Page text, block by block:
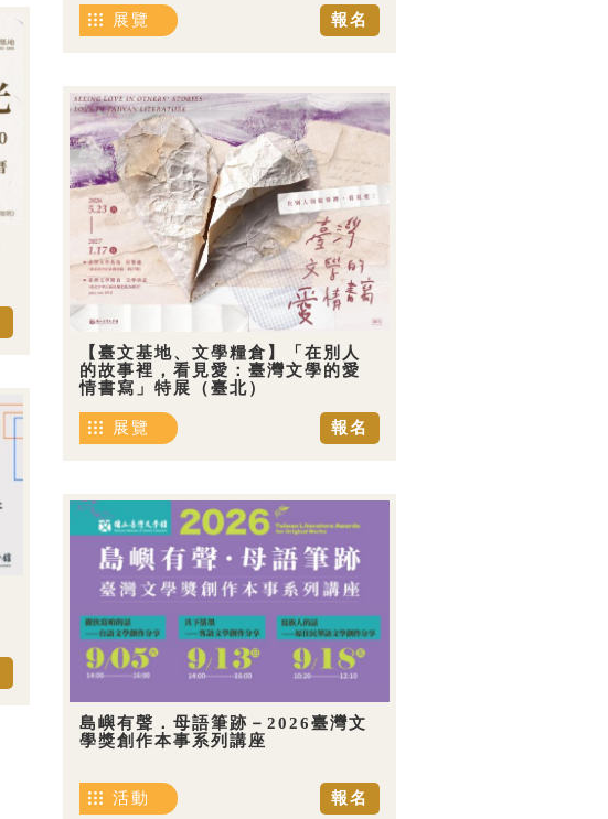
報名
展覽
【臺文基地、文學糧倉】「在別人
的故事裡，看見愛：臺灣文學的愛
情書寫」特展（臺北）
報名
展覽
島嶼有聲．母語筆跡－2026臺灣文
學獎創作本事系列講座
報名
活動